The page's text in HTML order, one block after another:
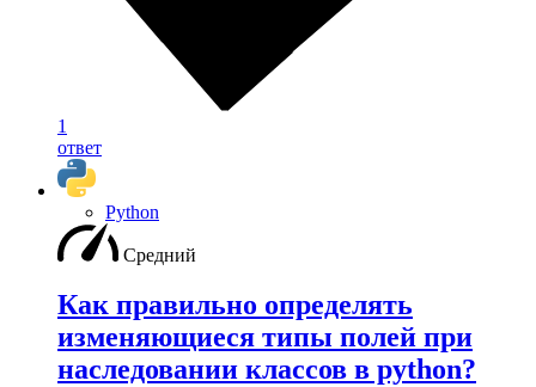
1
ответ
Python
Средний
Как правильно определять
изменяющиеся типы полей при
наследовании классов в python?